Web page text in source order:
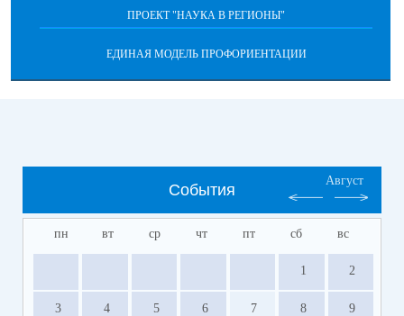
ПРОЕКТ "НАУКА В РЕГИОНЫ"
ЕДИНАЯ МОДЕЛЬ ПРОФОРИЕНТАЦИИ
События
Август
пн вт ср чт пт сб вс
1 2
3 4 5 6 7 8 9